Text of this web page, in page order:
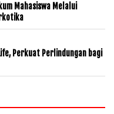
Mahasiswa Melalui
Perkuat Perlindungan bagi